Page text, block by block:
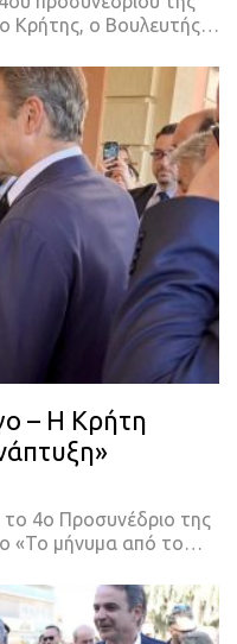
Κρήτης, ο Βουλευτής…
– Η Κρήτη
4ο Προσυνέδριο της
«Το μήνυμα από το…